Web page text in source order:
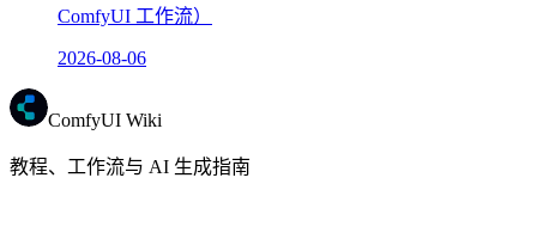
ComfyUI 工作流）
2026-08-06
ComfyUI Wiki
教程、工作流与 AI 生成指南